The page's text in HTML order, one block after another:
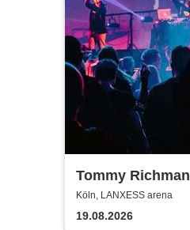
Tommy Richman
Köln, LANXESS arena
19.08.2026